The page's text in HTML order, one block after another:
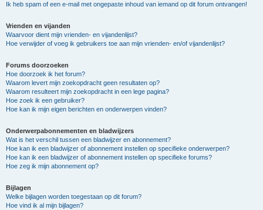
Ik heb spam of een e-mail met ongepaste inhoud van iemand op dit forum ontvangen!
Vrienden en vijanden
Waarvoor dient mijn vrienden- en vijandenlijst?
Hoe verwijder of voeg ik gebruikers toe aan mijn vrienden- en/of vijandenlijst?
Forums doorzoeken
Hoe doorzoek ik het forum?
Waarom levert mijn zoekopdracht geen resultaten op?
Waarom resulteert mijn zoekopdracht in een lege pagina?
Hoe zoek ik een gebruiker?
Hoe kan ik mijn eigen berichten en onderwerpen vinden?
Onderwerpabonnementen en bladwijzers
Wat is het verschil tussen een bladwijzer en abonnement?
Hoe kan ik een bladwijzer of abonnement instellen op specifieke onderwerpen?
Hoe kan ik een bladwijzer of abonnement instellen op specifieke forums?
Hoe zeg ik mijn abonnement op?
Bijlagen
Welke bijlagen worden toegestaan op dit forum?
Hoe vind ik al mijn bijlagen?